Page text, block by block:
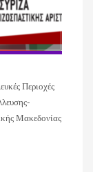
Περιοχές
Μακεδονίας